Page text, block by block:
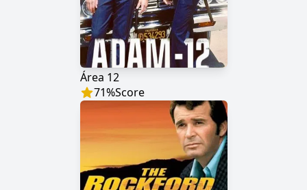
Área 12
71%Score